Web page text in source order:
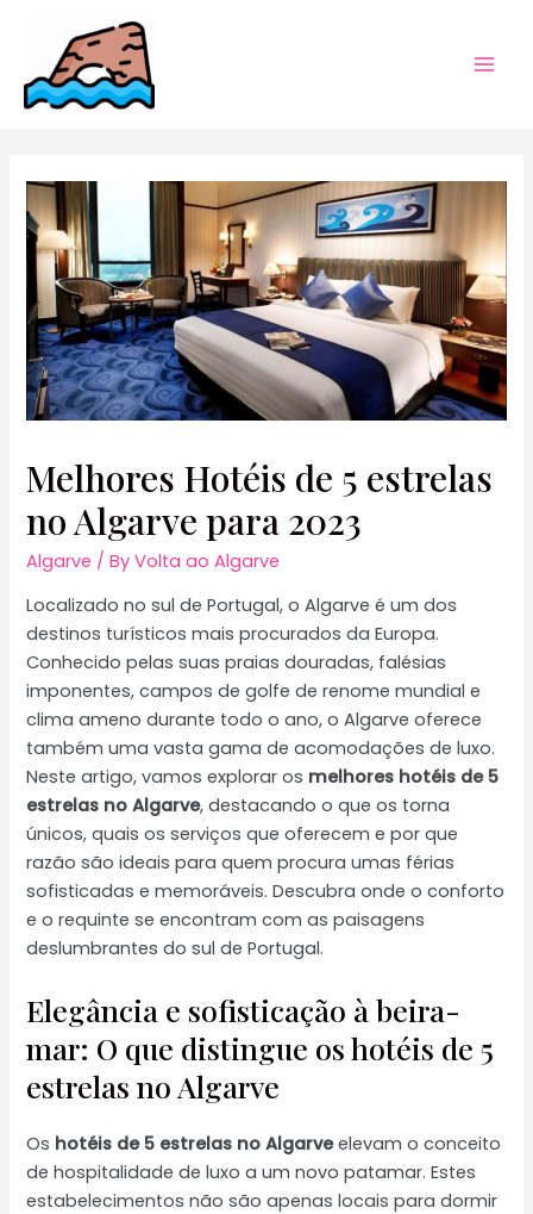
content
Melhores Hotéis de 5 estrelas
no Algarve para 2023
Algarve / ByVolta ao Algarve
Localizado no sul de Portugal, o Algarve é um dos
destinos turísticos mais procurados da Europa.
Conhecido pelas suas praias douradas, falésias
imponentes, campos de golfe de renome mundial e
clima ameno durante todo o ano, o Algarve oferece
também uma vasta gama de acomodações de luxo.
Neste artigo, vamos explorar os melhores hotéis de 5
estrelas no Algarve, destacando o que os torna
únicos, quais os serviços que oferecem e por que
razão são ideais para quem procura umas férias
sofisticadas e memoráveis. Descubra onde o conforto
e o requinte se encontram com as paisagens
deslumbrantes do sul de Portugal.
Elegância e sofisticação à beira-
mar: O que distingue os hotéis de 5
estrelas no Algarve
Os hotéis de 5 estrelas no Algarveelevam o conceito
de hospitalidade de luxo a um novo patamar. Estes
estabelecimentos não são apenas locais para dormir